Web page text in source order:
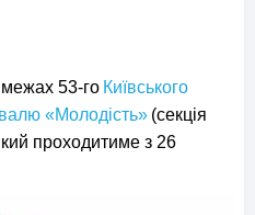
межах 53-го Київського
«Молодість» (секція
проходитиме з 26